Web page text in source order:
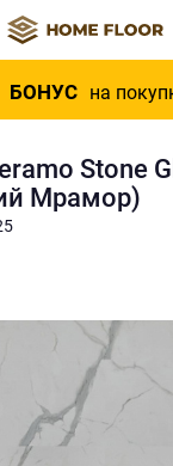
БОНУС на
Stone
Мрамор)